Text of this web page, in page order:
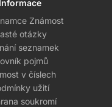
Informace
Známost
otázky
seznamek
pojmů
v číslech
užití
soukromí